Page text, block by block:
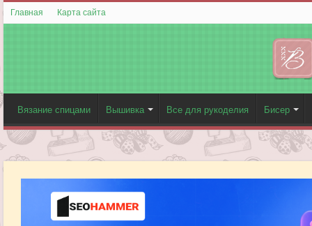
Главная Карта сайта
Вязание спицами Вышивка Все для рукоделия Бисер